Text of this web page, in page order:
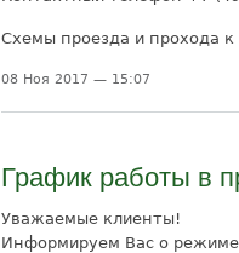
Схемы проезда и прохода
08 Ноя 2017 — 15:07
График работы в
Уважаемые клиенты!
Информируем Вас о